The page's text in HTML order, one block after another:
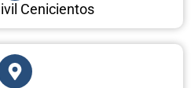
Cenicientos